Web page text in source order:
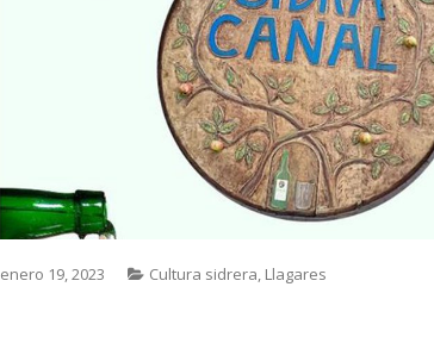
enero 19, 2023 Cultura sidrera, Llagares